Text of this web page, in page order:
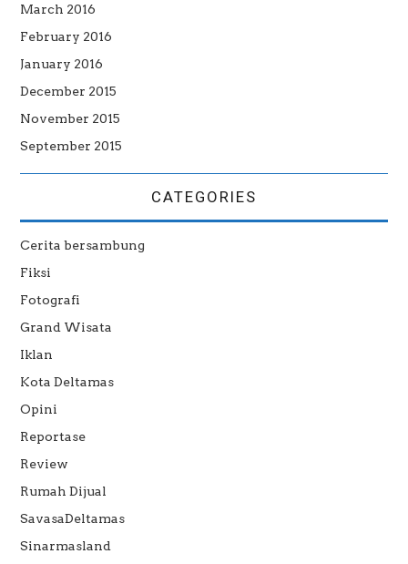
March 2016
February 2016
January 2016
December 2015
November 2015
September 2015
CATEGORIES
Cerita bersambung
Fiksi
Fotografi
Grand Wisata
Iklan
Kota Deltamas
Opini
Reportase
Review
Rumah Dijual
SavasaDeltamas
Sinarmasland